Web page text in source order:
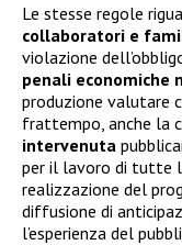
Le stesse regole
collaboratori e
violazione
penali economiche
produzione valutare
frattempo, anche la
intervenuta
per il lavoro di tutte
realizzazione del
diffusione di
l’esperienza del